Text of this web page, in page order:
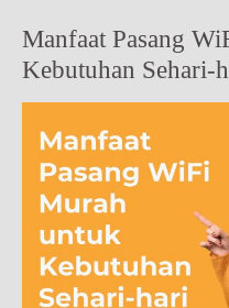
Manfaat Pasang
Kebutuhan Sehari-